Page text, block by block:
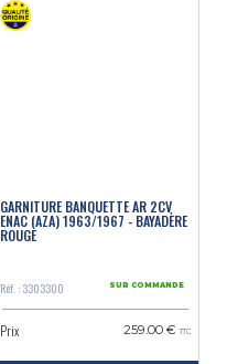
GARNITURE BANQUETTE AR 2CV
ENAC (AZA) 1963/1967 - BAYADÈRE
ROUGE
Réf. : 3303300 SUR COMMANDE
Prix 259.00 € TTC